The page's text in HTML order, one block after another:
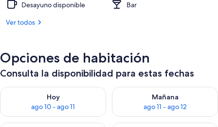
Fachada de la propiedad por la tarde
Desayuno disponible
Bar
Ver todos
Opciones de habitación
Consulta la disponibilidad para estas fechas
Hoy
ago 10 - ago 11
Consulta la disponibilidad para hoy ago 10 - ago 11
Mañana
ago 11 - ago 12
Consulta la disponibilidad